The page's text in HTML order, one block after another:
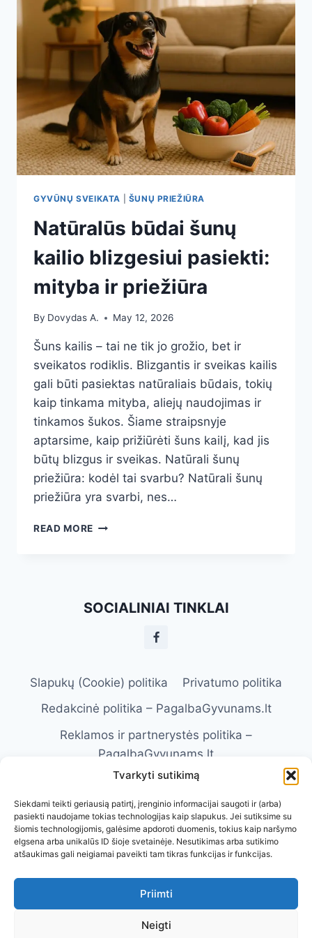
Tvarkyti sutikimą
Siekdami teikti geriausią patirtį, įrenginio informacijai saugoti ir (arba)
pasiekti naudojame tokias technologijas kaip slapukus. Jei sutiksime su
šiomis technologijomis, galėsime apdoroti duomenis, tokius kaip naršymo
elgsena arba unikalūs ID šioje svetainėje. Nesutikimas arba sutikimo
atšaukimas gali neigiamai paveikti tam tikras funkcijas ir funkcijas.
Priimti
Neigti
GYVŪNŲ SVEIKATA ŠUNŲ PRIEŽIŪRA
Natūralūs būdai šunų
kailio blizgesiui pasiekti:
mityba ir priežiūra
By Dovydas A. May 12, 2026
Šuns kailis – tai ne tik jo grožio, bet ir
sveikatos rodiklis. Blizgantis ir sveikas kailis
gali būti pasiektas natūraliais būdais, tokių
kaip tinkama mityba, aliejų naudojimas ir
tinkamos šukos. Šiame straipsnyje
aptarsime, kaip prižiūrėti šuns kailį, kad jis
būtų blizgus ir sveikas. Natūrali šunų
priežiūra: kodėl tai svarbu? Natūrali šunų
priežiūra yra svarbi, nes…
READ MORE NATŪRALŪS
MITYBA
SOCIALINIAI TINKLAI
Slapukų (Cookie) politika
Privatumo politika
Redakcinė politika – PagalbaGyvunams.lt
Reklamos ir partnerystės politika –
PagalbaGyvunams.lt
Atsakomybės apribojimas –
PagalbaGyvunams.lt
Naudojimosi taisyklės – PagalbaGyvunams.lt
Kontaktai
Apie Mus